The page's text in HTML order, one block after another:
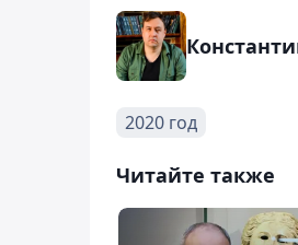
2020 год
Читайте также